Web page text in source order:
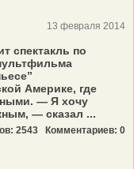
13 февраля 2014
спектакль по
Америке, где
— Я хочу
— сказал ...
2543 Комментариев: 0